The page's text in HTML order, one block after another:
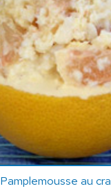
Pamplemousse au